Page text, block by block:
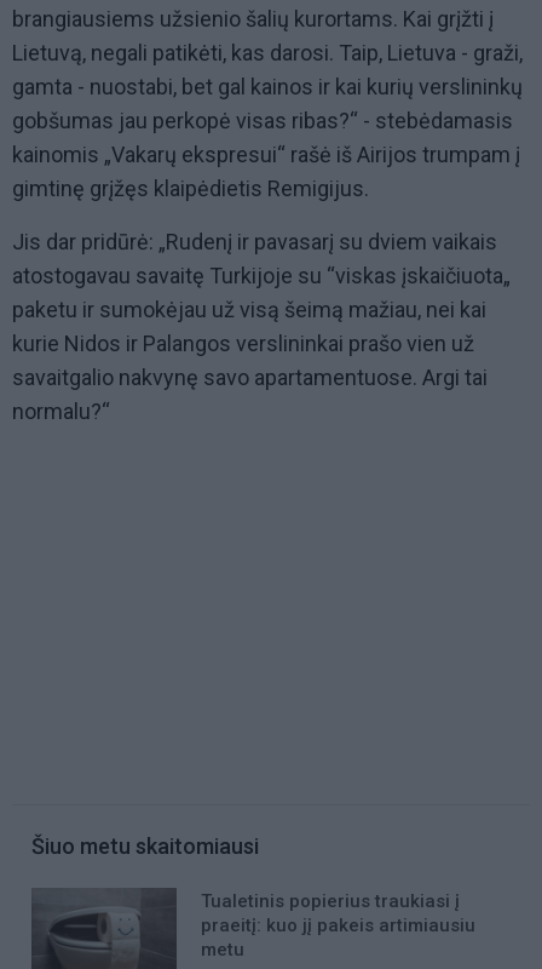
brangiausiems užsienio šalių kurortams. Kai grįžti į
Lietuvą, negali patikėti, kas darosi. Taip, Lietuva - graži,
gamta - nuostabi, bet gal kainos ir kai kurių verslininkų
gobšumas jau perkopė visas ribas?“ - stebėdamasis
kainomis „Vakarų ekspresui“ rašė iš Airijos trumpam į
gimtinę grįžęs klaipėdietis Remigijus.
Jis dar pridūrė: „Rudenį ir pavasarį su dviem vaikais
atostogavau savaitę Turkijoje su “viskas įskaičiuota„
paketu ir sumokėjau už visą šeimą mažiau, nei kai
kurie Nidos ir Palangos verslininkai prašo vien už
savaitgalio nakvynę savo apartamentuose. Argi tai
normalu?“
Šiuo metu skaitomiausi
Tualetinis popierius traukiasi į
praeitį: kuo jį pakeis artimiausiu
metu